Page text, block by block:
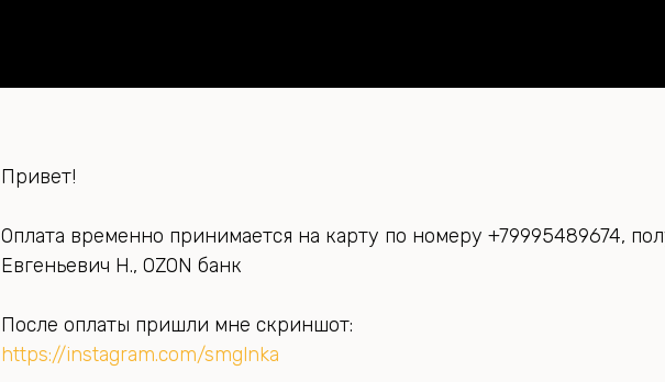
Привет!
Оплата временно принимается на карту по номеру +79995489674,
Евгеньевич Н., OZON банк
После оплаты пришли мне скриншот:
https://instagram.com/smglnka